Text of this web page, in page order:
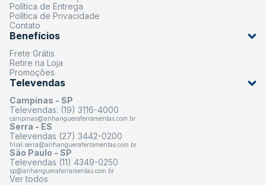
Política de Entrega
Política de Privacidade
Contato
Benefícios
Frete Grátis
Retire na Loja
Promoções
Televendas
Campinas - SP
Televendas: (19) 3116-4000
campinas@anhangueraferramentas.com.br
Serra - ES
Televendas (27) 3442-0200
filial.serra@anhangueraferramentas.com.br
São Paulo - SP
Televendas (11) 4349-0250
sp@anhangueraferramentas.com.br
Ver todos